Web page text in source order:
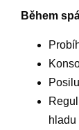
Během
hladu